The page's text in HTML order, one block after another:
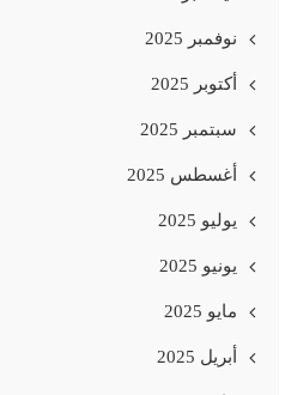
نوفمبر 2025
أكتوبر 2025
سبتمبر 2025
أغسطس 2025
يوليو 2025
يونيو 2025
مايو 2025
أبريل 2025